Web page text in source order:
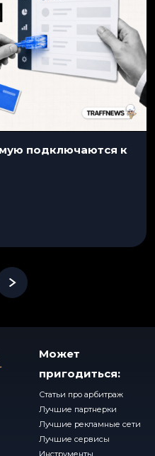
подключаются к
Может
пригодиться:
Статьи про арбитраж
Лучшие партнерки
Лучшие рекламные сети
Лучшие сервисы
Инструменты